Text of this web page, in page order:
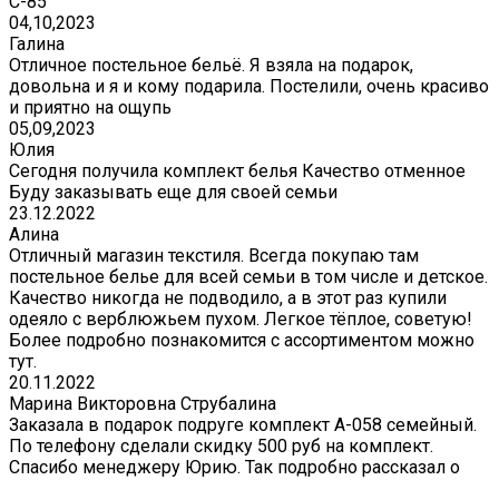
04,10,2023
Галина
Отличное постельное бельё. Я взяла на подарок,
довольна и я и кому подарила. Постелили, очень красиво
и приятно на ощупь
05,09,2023
Юлия
Сегодня получила комплект белья Качество отменное
Буду заказывать еще для своей семьи
23.12.2022
Алина
Отличный магазин текстиля. Всегда покупаю там
постельное белье для всей семьи в том числе и детское.
Качество никогда не подводило, а в этот раз купили
одеяло с верблюжьем пухом. Легкое тёплое, советую!
Более подробно познакомится с ассортиментом можно
тут.
20.11.2022
Марина Викторовна Струбалина
Заказала в подарок подруге комплект А-058 семейный.
По телефону сделали скидку 500 руб на комплект.
Спасибо менеджеру Юрию. Так подробно рассказал о